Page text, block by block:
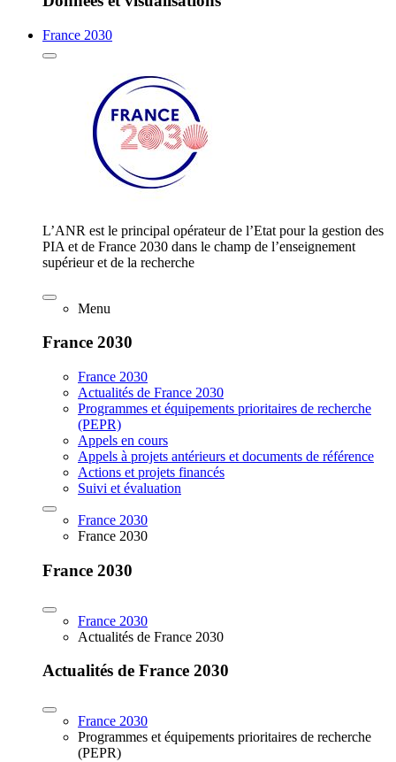
France 2030
L’ANR est le principal opérateur de l’Etat pour la gestion des
PIA et de France 2030 dans le champ de l’enseignement
supérieur et de la recherche
Menu
France 2030
France 2030
Actualités de France 2030
Programmes et équipements prioritaires de recherche
(PEPR)
Appels en cours
Appels à projets antérieurs et documents de référence
Actions et projets financés
Suivi et évaluation
France 2030
France 2030
France 2030
France 2030
Actualités de France 2030
Actualités de France 2030
France 2030
Programmes et équipements prioritaires de recherche
(PEPR)